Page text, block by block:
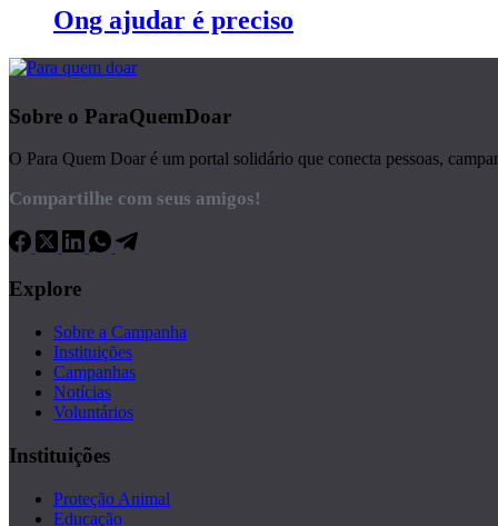
Ong ajudar é preciso
Sobre o ParaQuemDoar
O Para Quem Doar é um portal solidário que conecta pessoas,
Compartilhe com seus amigos!
Explore
Sobre a Campanha
Instituições
Campanhas
Notícias
Voluntários
Instituições
Proteção Animal
Educação